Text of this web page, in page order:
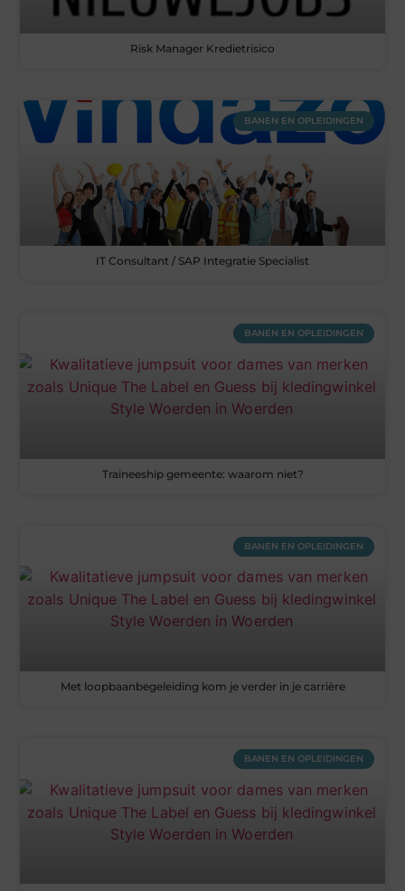
Risk Manager Kredietrisico
BANEN EN OPLEIDINGEN
IT Consultant / SAP Integratie Specialist
BANEN EN OPLEIDINGEN
Traineeship gemeente: waarom niet?
BANEN EN OPLEIDINGEN
Met loopbaanbegeleiding kom je verder in je carrière
BANEN EN OPLEIDINGEN